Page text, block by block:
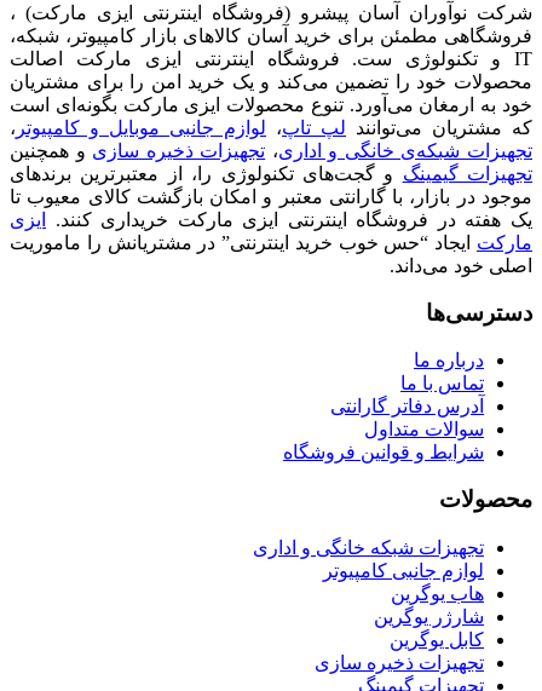
شرکت نوآوران آسان پیشرو (فروشگاه اینترنتی ایزی مارکت) ،
فروشگاهی مطمئن برای خرید آسان کالاهای بازار کامپیوتر، شبکه،
IT و تکنولوژی ست. فروشگاه اینترنتی ایزی مارکت اصالت
محصولات خود را تضمین می‌کند و یک خرید امن را برای مشتریان
خود به ارمغان می‌آورد. تنوع محصولات ایزی مارکت بگونه‌ای است
که مشتریان می‌توانند لپ تاپ، لوازم جانبی موبایل و کامپیوتر ،
تجهیزات شبکه‌ی خانگی و اداری، تجهیزات ذخیره سازی و همچنین
تجهیزات گیمینگ و گجت‌های تکنولوژی را، از معتبرترین برندهای
موجود در بازار، با گارانتی معتبر و امکان بازگشت کالای معیوب تا
یک هفته در فروشگاه اینترنتی ایزی مارکت خریداری کنند.
ایزی
مارکت ایجاد “حس خوب خرید اینترنتی” در مشتریانش را ماموریت
اصلی خود می‌داند.
دسترسی‌ها
درباره ما
تماس با ما
آدرس دفاتر گارانتی
سوالات متداول
شرایط و قوانین فروشگاه
محصولات
تجهیزات شبکه خانگی و اداری
لوازم جانبی کامپیوتر
هاب یوگرین
شارژر یوگرین
کابل یوگرین
تجهیزات ذخیره سازی
تجهیزات گیمینگ